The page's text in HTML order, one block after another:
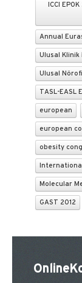
ICCI
Annual
Ulusal Klinik
Ulusal
TASL-EASL
european
european
obesity
Molecular
GAST 2012